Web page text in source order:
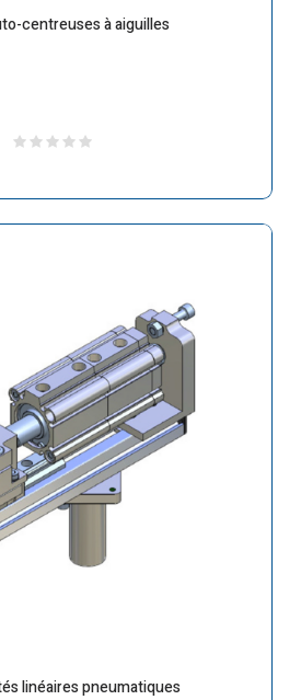
centreuses à aiguilles
linéaires pneumatiques